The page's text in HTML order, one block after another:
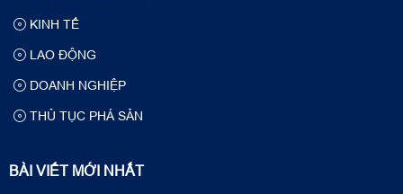
KINH TẾ
LAO ĐỘNG
DOANH NGHIỆP
THỦ TỤC PHÁ SẢN
BÀI VIẾT MỚI NHẤT